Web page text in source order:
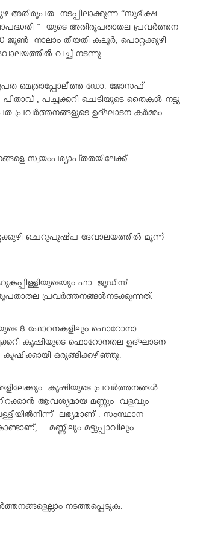
അതിരൂപത നടപ്പിലാക്കുന്ന “സുഭിക്ഷ
” യുടെ അതിരൂപതാതല പ്രവർത്തന
ജൂൺ നാലാം തീയതി കലൂർ, പൊറ്റക്കുഴി
വച്ച് നടന്നു.
മെത്രാപ്പോലീത്ത ഡോ. ജോസഫ്
പിതാവ് , പച്ചക്കറി ചെടിയുടെ തൈകൾ നട്ടു
പ്രവർത്തനങ്ങളുടെ ഉദ്ഘാടന കർമ്മം
സ്വയംപര്യാപ്തതയിലേക്ക്
ചെറുപുഷ്പ ദേവാലയത്തിൽ മൂന്ന്
ഫാ. ജൂഡിസ്
പ്രവർത്തനങ്ങൾനടക്കുന്നത്.
8 ഫോറനകളിലും ഫൊറോനാ
കൃഷിയുടെ ഫൊറോനതല ഉദ്ഘാടന
ഒരുങ്ങിക്കഴിഞ്ഞു.
കൃഷിയുടെ പ്രവർത്തനങ്ങൾ
ആവശ്യമായ മണ്ണും വളവും
ലഭ്യമാണ് . സംസ്ഥാന
മണ്ണിലും മട്ടുപ്പാവിലും
നടത്തപ്പെടുക.